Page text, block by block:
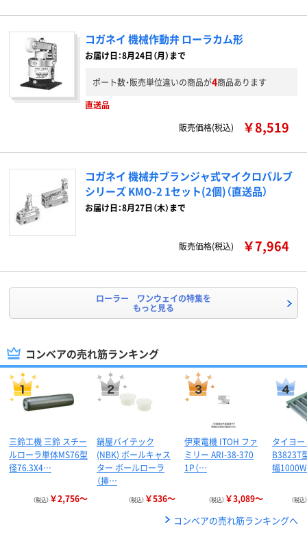
コガネイ 機械作動弁 ローラカム形
お届け日：8月24日（月）まで
ポート数・販売単位違いの商品が4商品あります
直送品
販売価格(税込)
￥8,519
コガネイ 機械弁ブランジャ式マイクロバルブ
シリーズ KMO-2 1セット(2個)（直送品）
お届け日：8月27日（木）まで
販売価格(税込) ￥7,964
ローラー ワンウェイの特集を
もっと見る
コンベアの売れ筋ランキング
三鈴工機 三鈴 スチー
ルローラ単体MS76型
径76.3X4…
（税込） ￥2,756～
鍋屋バイテック
(NBK) ボールキャス
ター ボールローラ
（挿…
（税込） ￥536～
伊東電機 ITOH ファ
ミリー ARI-38-370
1P（…
（税込） ￥3,089～
タイヨー
B3823T
幅
（税込）
コンベアの売れ筋ランキングへ